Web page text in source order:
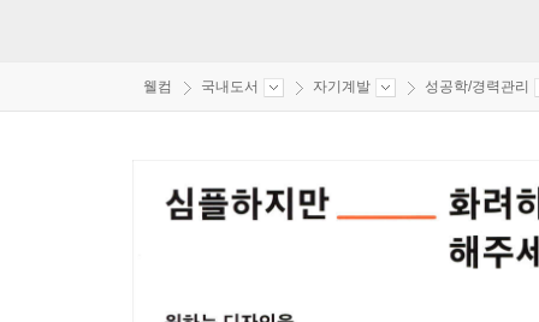
웰컴 국내도서 자기계발 성공학/경력관리